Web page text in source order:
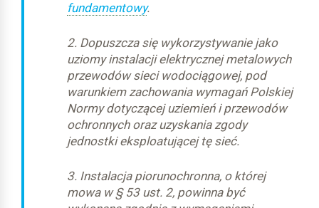
fundamentowy.
2. Dopuszcza się wykorzystywanie jako
uziomy instalacji elektrycznej metalowych
przewodów sieci wodociągowej, pod
warunkiem zachowania wymagań Polskiej
Normy dotyczącej uziemień i przewodów
ochronnych oraz uzyskania zgody
jednostki eksploatującej tę sieć.
3. Instalacja piorunochronna, o której
mowa w § 53 ust. 2, powinna być